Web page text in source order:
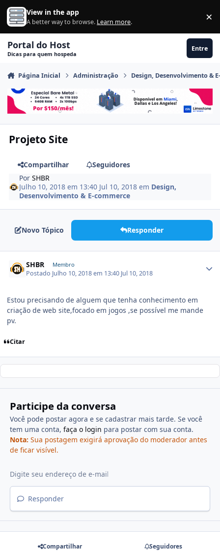
Ir para conteúdo
View in the app
A better way to browse. Learn more. ×
Portal do Host
Dicas para quem hospeda
Entre
Página Inicial Administração Design, Desenvolvimento &
Projeto Site
Compartilhar
Seguidores
PorSHBR
Julho 10, 2018 em 13:40 Jul 10, 2018 em Design,
Desenvolvimento & E-commerce
Novo Tópico Responder
SHBR Membro
Postado Julho 10, 2018 em 13:40 Jul 10, 2018
Estou precisando de alguem que tenha conhecimento em
criação de web site,focado em jogos ,se possível me mande
pv.
Citar
Participe da conversa
Você pode postar agora e se cadastrar mais tarde. Se você
tem uma conta, faça o login para postar com sua conta.
Nota: Sua postagem exigirá aprovação do moderador antes
de ficar visível.
Responder
Compartilhar Seguidores